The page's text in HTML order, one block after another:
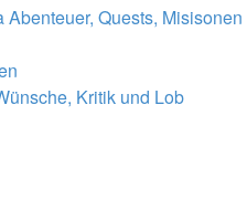
Quests, Misisonen
Kritik und Lob